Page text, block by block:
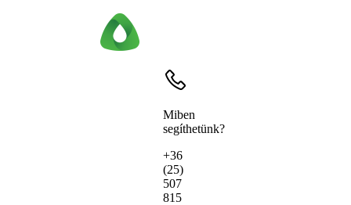
Miben
segíthetünk?
+36
(25)
507
815